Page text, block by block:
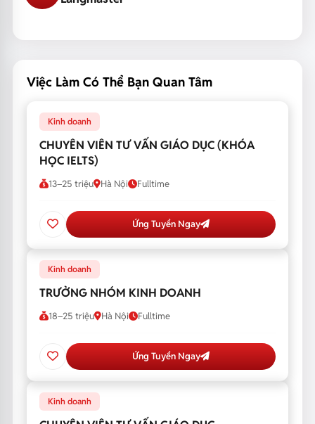
Việc Làm Có Thể Bạn Quan Tâm
Kinh doanh
CHUYÊN VIÊN TƯ VẤN GIÁO DỤC (KHÓA
HỌC IELTS)
13–25 triệu Hà Nội Fulltime
Ứng Tuyển Ngay
Kinh doanh
TRƯỞNG NHÓM KINH DOANH
18–25 triệu Hà Nội Fulltime
Ứng Tuyển Ngay
Kinh doanh